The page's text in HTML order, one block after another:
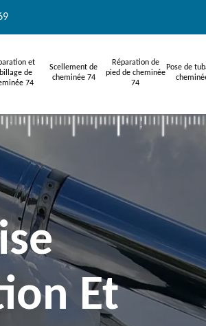
et
de
74
Scellement de
cheminée 74
Réparation de
pied de cheminée
74
Pose de
Et